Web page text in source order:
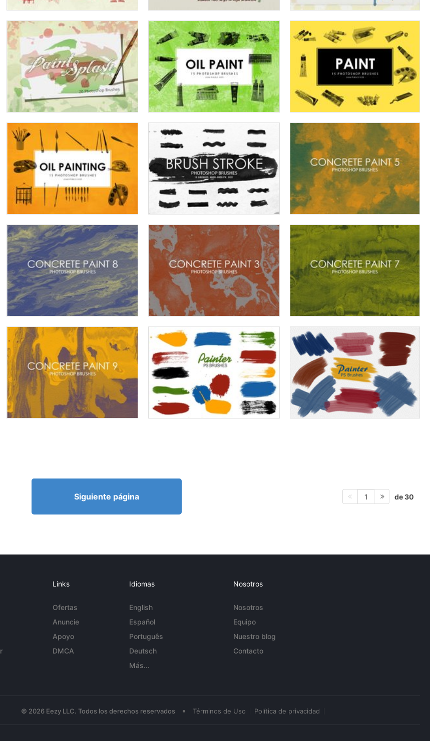
Siguiente página 1 de 30
Links
Ofertas
Anuncie
Apoyo
DMCA
Idiomas
English
Español
Português
Deutsch
Más...
Nosotros
Nosotros
Equipo
Nuestro blog
Contacto
© 2026 Eezy LLC. Todos los derechos reservados • Términos de Uso Política de privacidad